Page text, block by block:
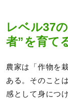
レベル37
者”を育て
農家は「作物を
ある。そのこと
感として身につ